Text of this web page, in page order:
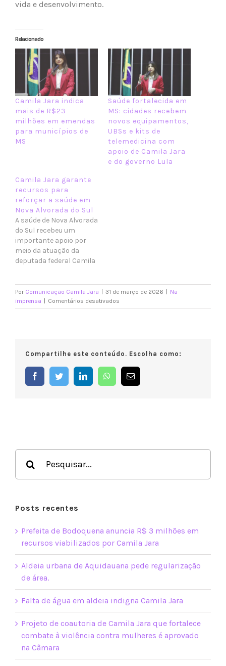
vida e desenvolvimento.
Relacionado
Camila Jara indica
mais de R$23
milhões em emendas
para municípios de
MS
Saúde fortalecida em
MS: cidades recebem
novos equipamentos,
UBSs e kits de
telemedicina com
apoio de Camila Jara
e do governo Lula
Camila Jara garante
recursos para
reforçar a saúde em
Nova Alvorada do Sul
A saúde de Nova Alvorada
do Sul recebeu um
importante apoio por
meio da atuação da
deputada federal Camila
R$ 258 mil para
fortalecer os
atendimentos no
pública de saúde e
mais qualidade no
atendimento…
Por Comunicação Camila Jara | 31 de março de 2026 | Na
imprensa | Comentários desativados
Camila
impulsiona
em
Coxim
Compartilhe este conteúdo. Escolha como:
FacebookTwitterLinkedIn WhatsApp
E-
mail
Buscar
resultados
para:
Posts recentes
Prefeita de Bodoquena anuncia R$ 3 milhões em
recursos viabilizados por Camila Jara
Aldeia urbana de Aquidauana pede regularização
de área.
Falta de água em aldeia indigna Camila Jara
Projeto de coautoria de Camila Jara que fortalece
combate à violência contra mulheres é aprovado
na Câmara